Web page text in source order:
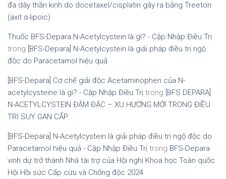
đa dây thần kinh do docetaxel/cisplatin gây ra bằng Treeton
(axit α-lipoic)
Thuốc BFS-Depara N-Acetylcystein là gì? - Cập Nhập Điều Trị
trong [BFS-Depara] N-Acetylcystein là giải pháp điều trị ngộ
độc do Paracetamol hiệu quả
[BFS-Depara] Cơ chế giải độc Acetaminophen của N-
acetylcysteine là gì? - Cập Nhập Điều Trị trong [BFS DEPARA]
N-ACETYLCYSTEIN ĐẬM ĐẶC – XU HƯỚNG MỚI TRONG ĐIỀU
TRỊ SUY GAN CẤP.
[BFS-Depara] N-Acetylcystein là giải pháp điều trị ngộ độc do
Paracetamol hiệu quả - Cập Nhập Điều Trị trong BFS-Depara
vinh dự trở thành Nhà tài trợ của Hội nghị Khoa học Toàn quốc
Hội Hồi sức Cấp cứu và Chống độc 2024